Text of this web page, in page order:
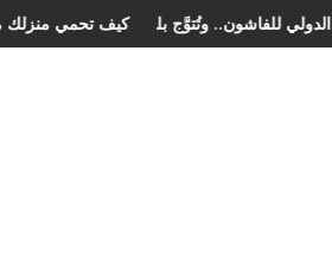
في مهرجان الصخرة الدولي للفاشون.. وتُتوَّج